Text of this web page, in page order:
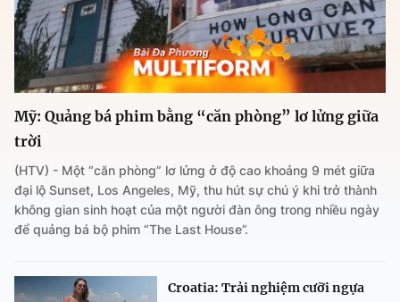
Mỹ: Quảng bá phim bằng “căn phòng” lơ lửng giữa
trời
(HTV) - Một “căn phòng” lơ lửng ở độ cao khoảng 9 mét giữa
đại lộ Sunset, Los Angeles, Mỹ, thu hút sự chú ý khi trở thành
không gian sinh hoạt của một người đàn ông trong nhiều ngày
để quảng bá bộ phim “The Last House”.
Croatia: Trải nghiệm cưỡi ngựa